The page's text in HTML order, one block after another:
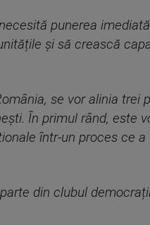
punerea
și să crească
se vor alinia trei
În primul rând, este
într-un proces ce a
din clubul